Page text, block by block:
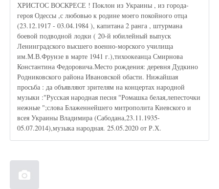
ХРИСТОС ВОСКРЕСЕ ! Поклон из Украины , из города-
героя Одессы ,с любовью к родине моего покойного отца
(23.12.1917 - 03.04.1984 ), капитана 2 ранга , штурмана
боевой подводной лодки ( 20-й юбилейный выпуск
Ленинградского высшего военно-морского училища
им.М.В.Фрунзе в марте 1941 г.),тихоокеанца Смирнова
Константина Федоровича.Место рождения: деревня Дудкино
Родниковского района Ивановской обасти. Нижайшая
просьба : да объявляют зрителям на концертах народной
музыки :"Русская народная песня "Ромашка белая,лепесточки
нежные ";слова Блаженнейшего митрополита Киевского и
всея Украины Владимира (Сабодана,23.11.1935-
05.07.2014),музыка народная. 25.05.2020 от Р.Х.